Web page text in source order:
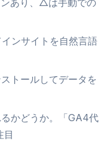
あり、△は手動での
ンサイトを自然言語
トールしてデータを
かどうか。「GA4代
目